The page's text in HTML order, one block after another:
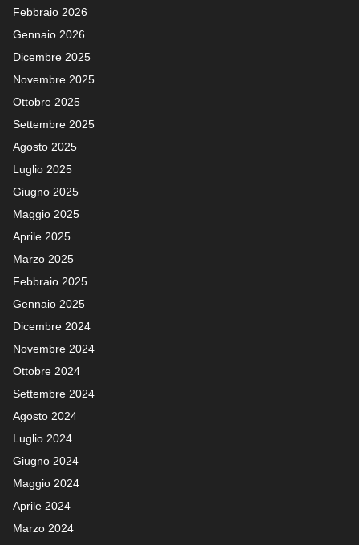
Febbraio 2026
Gennaio 2026
Dicembre 2025
Novembre 2025
Ottobre 2025
Settembre 2025
Agosto 2025
Luglio 2025
Giugno 2025
Maggio 2025
Aprile 2025
Marzo 2025
Febbraio 2025
Gennaio 2025
Dicembre 2024
Novembre 2024
Ottobre 2024
Settembre 2024
Agosto 2024
Luglio 2024
Giugno 2024
Maggio 2024
Aprile 2024
Marzo 2024